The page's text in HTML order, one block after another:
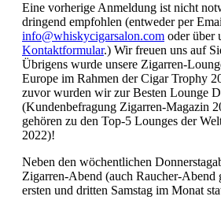
Eine vorherige Anmeldung ist nicht
dringend empfohlen (entweder per
info@whiskycigarsalon.com oder über
Kontaktformular.) Wir freuen uns auf
Übrigens wurde unsere Zigarren-
Europe im Rahmen der Cigar Trophy
zuvor wurden wir zur Besten Lounge
(Kundenbefragung Zigarren-Magazin
gehören zu den Top-5 Lounges der
2022)!
Neben den wöchentlichen
Zigarren-Abend (auch Raucher-Abend
ersten und dritten Samstag im Monat